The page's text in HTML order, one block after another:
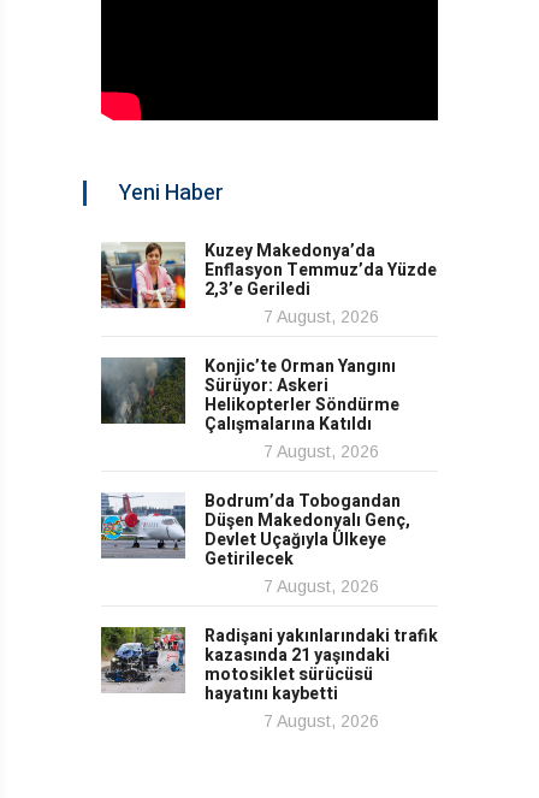
Yeni Haber
Kuzey Makedonya’da
Enflasyon Temmuz’da Yüzde
2,3’e Geriledi
7 August, 2026
Konjic’te Orman Yangını
Sürüyor: Askeri
Helikopterler Söndürme
Çalışmalarına Katıldı
7 August, 2026
Bodrum’da Tobogandan
Düşen Makedonyalı Genç,
Devlet Uçağıyla Ülkeye
Getirilecek
7 August, 2026
Radişani yakınlarındaki trafik
kazasında 21 yaşındaki
motosiklet sürücüsü
hayatını kaybetti
7 August, 2026